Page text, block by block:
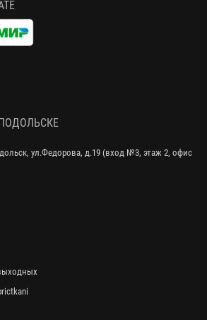
ул.Федорова, д.19 (вход №3, этаж 2, офис